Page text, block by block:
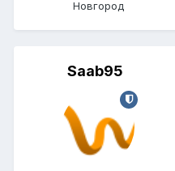
Новгород
Saab95